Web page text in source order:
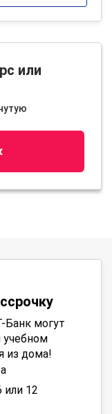
или
могут
учебном
из дома!
или 12